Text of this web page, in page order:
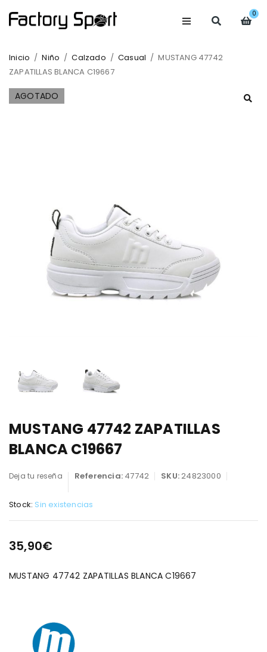
0
Inicio / Niño / Calzado / Casual / MUSTANG 47742
ZAPATILLAS BLANCA C19667
AGOTADO
MUSTANG 47742 ZAPATILLAS
BLANCA C19667
Deja tu reseña Referencia: 47742 SKU:24823000
Stock: Sin existencias
35,90€
MUSTANG 47742 ZAPATILLAS BLANCA C19667